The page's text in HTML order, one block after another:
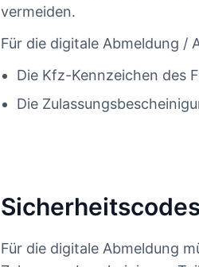
vermeiden.
Für die digitale Abmeldung /
Die Kfz-Kennzeichen des
Die
Für die digitale Abmeldung